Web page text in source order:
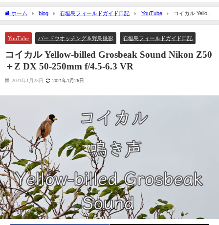
ホーム blog 石垣島フィールドガイド日記 YouTube
コイカル Yellow-
billed Grosbeak Sound Nikon Z50＋Z DX 50-250mm f/4.5-6.3 VR
YouTube バードウオッチング＆野鳥撮影 石垣島フィールドガイド日記
コイカル Yellow-billed Grosbeak Sound Nikon Z50
＋Z DX 50-250mm f/4.5-6.3 VR
2021年1月25日 2021年1月26日